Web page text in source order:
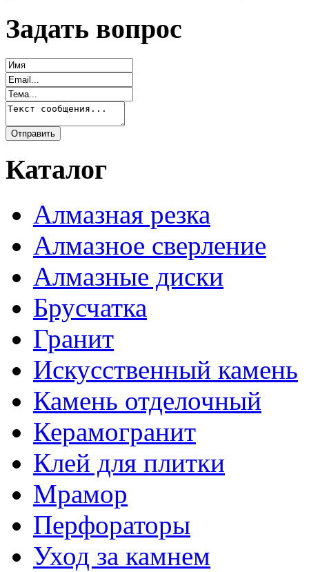
Задать вопрос
Каталог
Алмазная резка
Алмазное сверление
Алмазные диски
Брусчатка
Гранит
Искусственный камень
Камень отделочный
Керамогранит
Клей для плитки
Мрамор
Перфораторы
Уход за камнем